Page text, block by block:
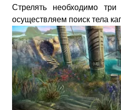
Стрелять необходимо
осуществляем поиск тела